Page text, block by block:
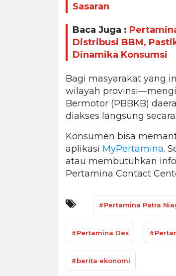
Sasaran
Baca Juga :
Distribusi BBM,
Dinamika Konsumsi
Bagi masyarakat yang
wilayah
Bermotor (PBBKB)
diakses langsung
Konsumen bisa
aplikasi MyPertamina.
atau membutuhkan
Pertamina Contact
#Pertamina Patra
#Pertamina Dex
#berita ekonomi